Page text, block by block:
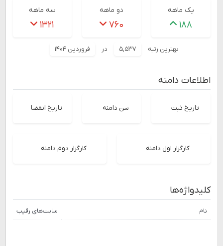
یک ماهه
۱۸۸
دو ماهه
۷۶۰
سه ماهه
۱۳۲۱
بهترین رتبه ۵,۵۳۷ در فروردین ۱۴۰۴
اطلاعات دامنه
تاریخ ثبت سن دامنه تاریخ انقضا
کارگزار اول دامنه کارگزار دوم دامنه
کلیدواژه‌ها
نام سایت‌های رقیب